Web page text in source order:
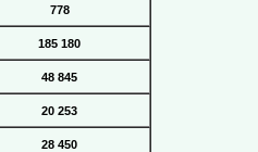
778
185 180
48 845
20 253
28 450